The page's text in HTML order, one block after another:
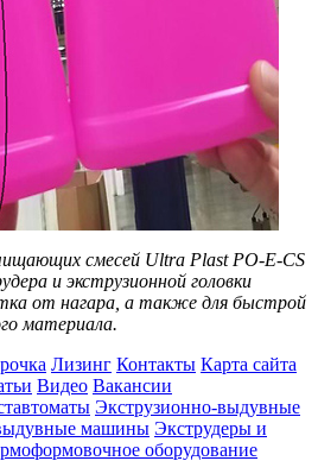
смесей Ultra Plast PО-Е-CS
и экструзионной головки
от нагара, а также для быстрой
материала.
Лизинг Контакты Карта сайта
Видео Вакансии
Экструзионно-выдувные
машины Экструдеры и
оборудование